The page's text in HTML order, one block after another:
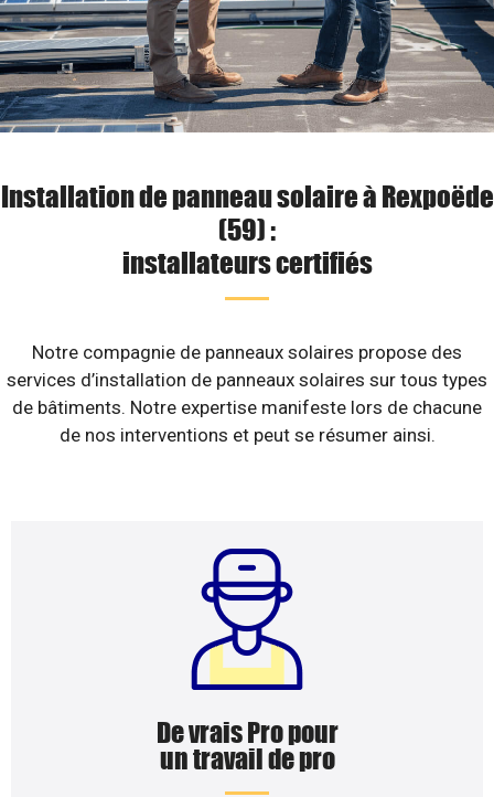
Installation de panneau solaire à Rexpoëde
(59) :
installateurs certifiés
Notre compagnie de panneaux solaires propose des
services d’installation de panneaux solaires sur tous types
de bâtiments. Notre expertise manifeste lors de chacune
de nos interventions et peut se résumer ainsi.
De vrais Pro pour
un travail de pro